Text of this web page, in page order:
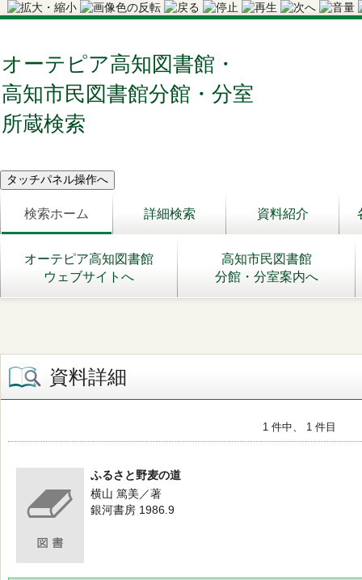
オーテピア高知図書館・
高知市民図書館分館・分室
所蔵検索
検索ホーム 詳細検索 資料紹介
オーテピア高知図書館
ウェブサイトへ
高知市民図書館
分館・分室案内へ
資料詳細
1 件中、 1 件目
ふるさと野麦の道
横山 篤美／著
銀河書房 1986.9